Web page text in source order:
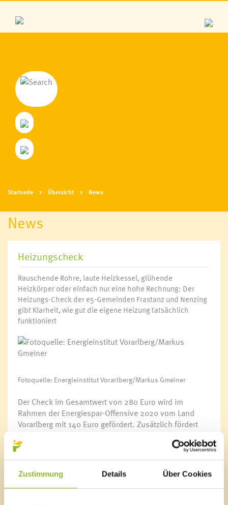
Zustimmung Details Über Cookies
Startseite Übersicht News
News
Heizungscheck
Rauschende Rohre, laute Heizkessel, glühende
Heizkörper oder einfach nur eine hohe Rechnung: Der
Heizungs-Check der e5-Gemeinden Frastanz und Nenzing
gibt Klarheit, wie gut die eigene Heizung tatsächlich
funktioniert
Fotoquelle: Energieinstitut Vorarlberg/Markus Gmeiner
Der Check im Gesamtwert von 280 Euro wird im
Rahmen der Energiespar-Offensive 2020 vom Land
Vorarlberg mit 140 Euro gefördert. Zusätzlich fördert
Ihnen verbleibt somit lediglich ein Selbstbehalt von 70
Euro. Der Check gilt für feuerungstechnische
Heizanlagen (Pellets-, Hackschnitzel-, Holz-, Gas- und
Ölheizungen) mit dem Baujahr 2013 oder älter. Die
Förderung ist mit 30 Stück begrenzt.